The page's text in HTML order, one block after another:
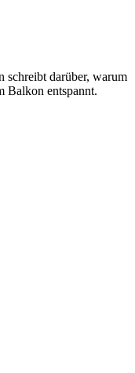
schreibt darüber, warum
Balkon entspannt.